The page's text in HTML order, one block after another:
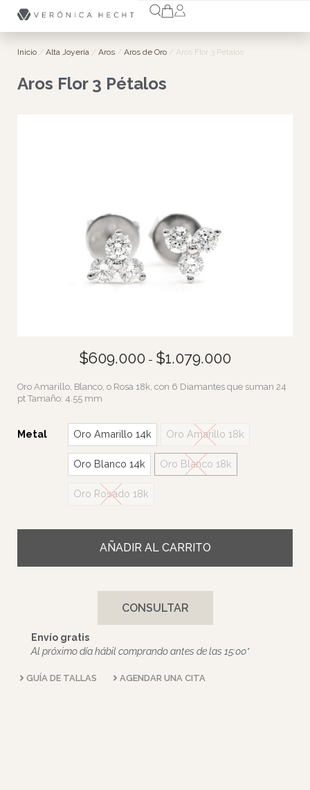
Inicio / Alta Joyería / Aros / Aros de Oro / Aros Flor 3 Pétalos
Aros Flor 3 Pétalos
$609.000 - $1.079.000
Oro Amarillo, Blanco, o Rosa 18k, con 6 Diamantes que suman 24
pt Tamaño: 4.55 mm
Metal Oro Amarillo 14k Oro Amarillo 18k
Oro Blanco 14k Oro Blanco 18k
Oro Rosado 18k
AÑADIR AL CARRITO
CONSULTAR
Envío gratis
Al próximo día hábil comprando antes de las 15:00*
GUÍA DE TALLAS AGENDAR UNA CITA